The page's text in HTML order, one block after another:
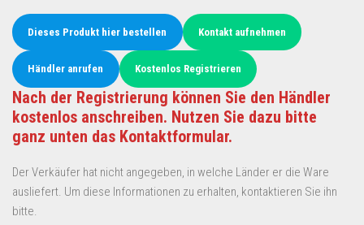
Dieses Produkt hier bestellen Kontakt aufnehmen
Händler anrufen Kostenlos Registrieren
Nach der Registrierung können Sie den Händler
kostenlos anschreiben. Nutzen Sie dazu bitte
ganz unten das Kontaktformular.
Der Verkäufer hat nicht angegeben, in welche Länder er die Ware
ausliefert. Um diese Informationen zu erhalten, kontaktieren Sie ihn
bitte.